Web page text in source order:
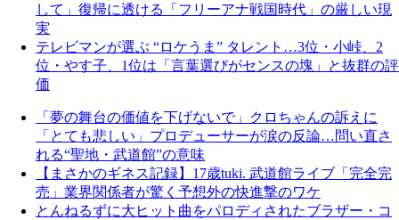
して」復帰に透ける「フリーアナ戦国時代」の厳しい現
実
テレビマンが選ぶ “ロケうま” タレント…3位・小峠、2
位・やす子、1位は「言葉選びがセンスの塊」と抜群の評
価
「夢の舞台の価値を下げないで」クロちゃんの訴えに
「とても悲しい」プロデューサーが涙の反論…問い直さ
れる“聖地・武道館”の意味
【まさかのギネス記録】17歳tuki. 武道館ライブ「完全完
売」業界関係者が驚く予想外の快進撃のワケ
とんねるずに大ヒット曲をパロディされたブラザー・コ